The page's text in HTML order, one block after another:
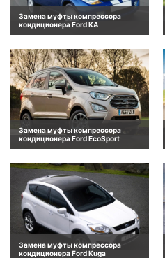
Замена муфты компрессора
кондиционера Ford KA
Замена муфты компрессора
кондиционера Ford EcoSport
Замена муфты компрессора
кондиционера Ford Kuga